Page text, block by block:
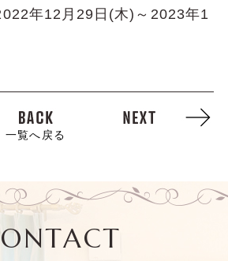
年12月29日(木)～2023年1
一覧へ戻る